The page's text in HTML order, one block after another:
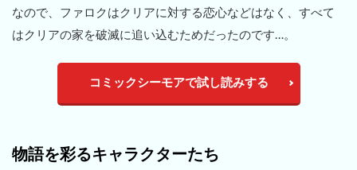
なので、ファロクはクリアに対する恋心などはなく、すべて
はクリアの家を破滅に追い込むためだったのです…。
コミックシーモアで試し読みする
物語を彩るキャラクターたち